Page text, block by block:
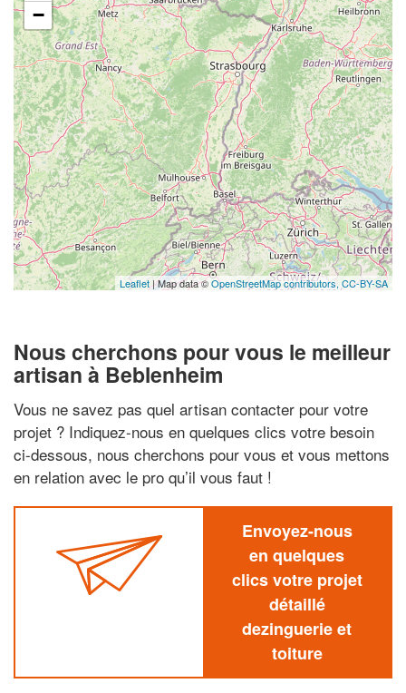
−
Leaflet| Map data ©OpenStreetMap contributors, CC-BY-SA
Nous cherchons pour vous le meilleur
artisan à Beblenheim
Vous ne savez pas quel artisan contacter pour votre
projet ? Indiquez-nous en quelques clics votre besoin
ci-dessous, nous cherchons pour vous et vous mettons
en relation avec le pro qu’il vous faut !
Envoyez-nous
en quelques
clics votre projet
détaillé
dezinguerie et
toiture